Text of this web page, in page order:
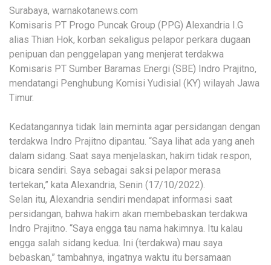
Surabaya, warnakotanews.com
Komisaris PT Progo Puncak Group (PPG) Alexandria I.G
alias Thian Hok, korban sekaligus pelapor perkara dugaan
penipuan dan penggelapan yang menjerat terdakwa
Komisaris PT Sumber Baramas Energi (SBE) Indro Prajitno,
mendatangi Penghubung Komisi Yudisial (KY) wilayah Jawa
Timur.
Kedatangannya tidak lain meminta agar persidangan dengan
terdakwa Indro Prajitno dipantau. “Saya lihat ada yang aneh
dalam sidang. Saat saya menjelaskan, hakim tidak respon,
bicara sendiri. Saya sebagai saksi pelapor merasa
tertekan,” kata Alexandria, Senin (17/10/2022).
Selan itu, Alexandria sendiri mendapat informasi saat
persidangan, bahwa hakim akan membebaskan terdakwa
Indro Prajitno. “Saya engga tau nama hakimnya. Itu kalau
engga salah sidang kedua. Ini (terdakwa) mau saya
bebaskan,” tambahnya, ingatnya waktu itu bersamaan